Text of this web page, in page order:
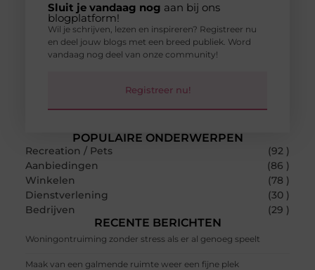
POPULAIRE ONDERWERPEN
Recreation / Pets
(92 )
Aanbiedingen
(86 )
Winkelen
(78 )
Dienstverlening
(30 )
Bedrijven
(29 )
RECENTE BERICHTEN
Woningontruiming zonder stress als er al genoeg speelt
Maak van een galmende ruimte weer een fijne plek
Sluit je vandaag nog aan bij ons
blogplatform!
Wil je schrijven, lezen en inspireren? Registreer nu
en deel jouw blogs met een breed publiek. Word
vandaag nog deel van onze community!
Registreer nu!